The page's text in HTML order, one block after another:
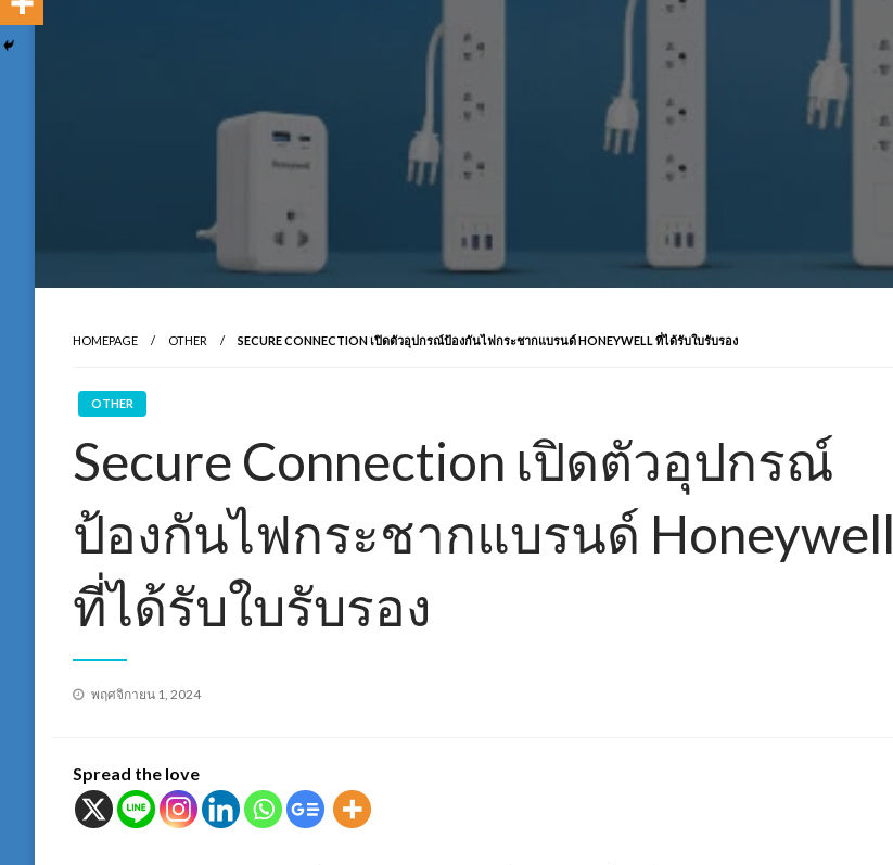
HOMEPAGE OTHER SECURE CONNECTION เปิดตัวอุปกรณ์ป้องกันไฟกระชากแบรนด์ HONEYWELL ที่ได้รับใบรับรอง
OTHER
Secure Connection เปิดตัวอุปกรณ์
ป้องกันไฟกระชากแบรนด์ Honeywell
ที่ได้รับใบรับรอง
Posted
พฤศจิกายน 1, 2024
Spread the love